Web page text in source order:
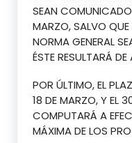
SEAN
MARZO, SALVO
NORMA GENERAL
ÉSTE RESULTARÁ
POR ÚLTIMO, EL
18 DE MARZO, Y EL
COMPUTARÁ A
MÁXIMA DE LOS